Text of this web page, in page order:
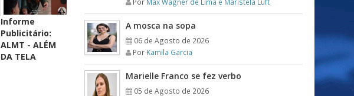
Informe
Publicitário:
ALMT - ALÉM
DA TELA
A mosca na sopa
06 de Agosto de 2026
Por Kamila Garcia
Marielle Franco se fez verbo
05 de Agosto de 2026